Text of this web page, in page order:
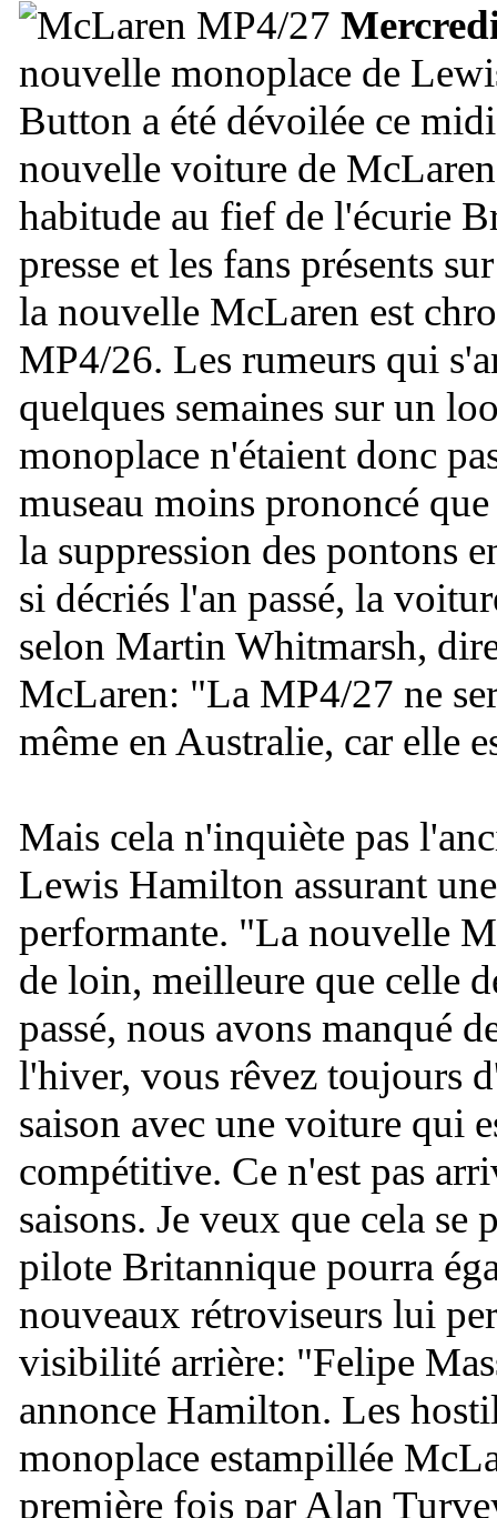
nouvelle monoplace de
Button a été dévoilée ce
nouvelle voiture de
habitude au fief de l'écurie
presse et les fans présents
la nouvelle McLaren est
MP4/26. Les rumeurs qui
quelques semaines sur un
monoplace n'étaient donc
museau moins prononcé
la suppression des pontons
si décriés l'an passé, la
selon Martin Whitmarsh,
McLaren: "La MP4/27 ne
même en Australie, car elle
Mais cela n'inquiète pas
Lewis Hamilton assurant
performante. "La nouvelle
de loin, meilleure que celle
passé, nous avons manqué
l'hiver, vous rêvez toujours
saison avec une voiture qui
compétitive. Ce n'est pas
saisons. Je veux que cela se
pilote Britannique pourra
nouveaux rétroviseurs lui
visibilité arrière: "Felipe
annonce Hamilton. Les
monoplace estampillée
première fois par Alan